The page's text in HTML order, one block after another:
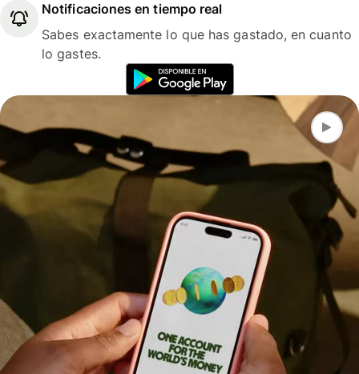
Notificaciones en tiempo real
Sabes exactamente lo que has gastado, en cuanto
lo gastes.